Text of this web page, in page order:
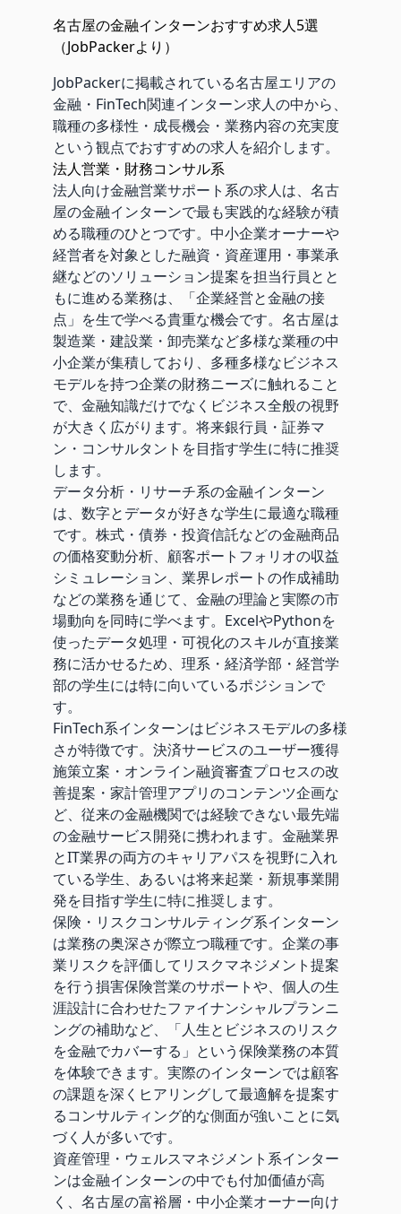
名古屋の金融インターンおすすめ求人5選
（JobPackerより）
JobPackerに掲載されている名古屋エリアの
金融・FinTech関連インターン求人の中から、
職種の多様性・成長機会・業務内容の充実度
という観点でおすすめの求人を紹介します。
法人営業・財務コンサル系
法人向け金融営業サポート系の求人は、名古
屋の金融インターンで最も実践的な経験が積
める職種のひとつです。中小企業オーナーや
経営者を対象とした融資・資産運用・事業承
継などのソリューション提案を担当行員とと
もに進める業務は、「企業経営と金融の接
点」を生で学べる貴重な機会です。名古屋は
製造業・建設業・卸売業など多様な業種の中
小企業が集積しており、多種多様なビジネス
モデルを持つ企業の財務ニーズに触れること
で、金融知識だけでなくビジネス全般の視野
が大きく広がります。将来銀行員・証券マ
ン・コンサルタントを目指す学生に特に推奨
します。
データ分析・リサーチ系の金融インターン
は、数字とデータが好きな学生に最適な職種
です。株式・債券・投資信託などの金融商品
の価格変動分析、顧客ポートフォリオの収益
シミュレーション、業界レポートの作成補助
などの業務を通じて、金融の理論と実際の市
場動向を同時に学べます。ExcelやPythonを
使ったデータ処理・可視化のスキルが直接業
務に活かせるため、理系・経済学部・経営学
部の学生には特に向いているポジションで
す。
FinTech系インターンはビジネスモデルの多様
さが特徴です。決済サービスのユーザー獲得
施策立案・オンライン融資審査プロセスの改
善提案・家計管理アプリのコンテンツ企画な
ど、従来の金融機関では経験できない最先端
の金融サービス開発に携われます。金融業界
とIT業界の両方のキャリアパスを視野に入れ
ている学生、あるいは将来起業・新規事業開
発を目指す学生に特に推奨します。
保険・リスクコンサルティング系インターン
は業務の奥深さが際立つ職種です。企業の事
業リスクを評価してリスクマネジメント提案
を行う損害保険営業のサポートや、個人の生
涯設計に合わせたファイナンシャルプランニ
ングの補助など、「人生とビジネスのリスク
を金融でカバーする」という保険業務の本質
を体験できます。実際のインターンでは顧客
の課題を深くヒアリングして最適解を提案す
るコンサルティング的な側面が強いことに気
づく人が多いです。
資産管理・ウェルスマネジメント系インター
ンは金融インターンの中でも付加価値が高
く、名古屋の富裕層・中小企業オーナー向け